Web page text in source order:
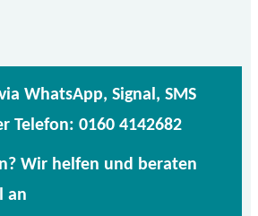
WhatsApp, Signal, SMS
Telefon: 0160 4142682
Wir helfen und beraten
an